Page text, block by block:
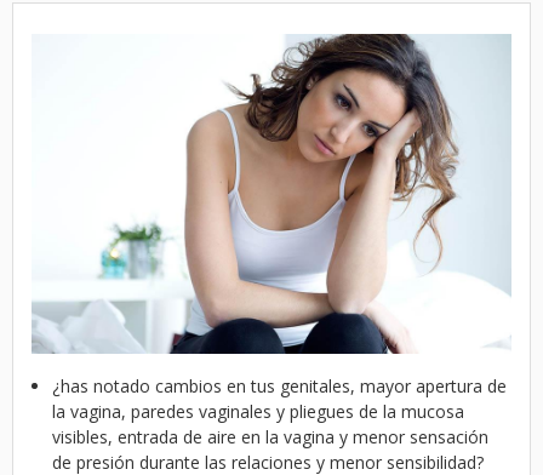
¿has notado cambios en tus genitales, mayor apertura de
la vagina, paredes vaginales y pliegues de la mucosa
visibles, entrada de aire en la vagina y menor sensación
de presión durante las relaciones y menor sensibilidad?